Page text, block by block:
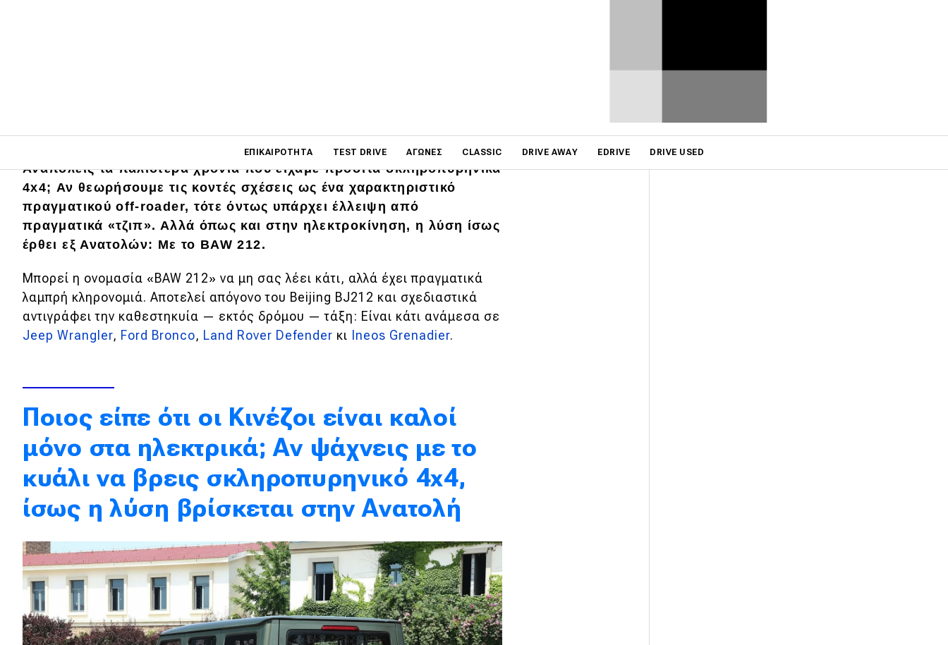
ΕΠΙΚΑΙΡΌΤΗΤΑ TEST DRIVE ΑΓΏΝΕΣ CLASSIC DRIVE AWAY EDRIVE DRIVE USED
Main navigation
Επικαιρότητα
Νέα μοντέλα
Πρωτότυπα
Ελλάδα
Κόσμος
Ασφάλεια
Αγορά
Απόψεις
Test Drive
Δοκιμή
Αποστολή
Συγκρίνουμε
Αγώνες
Αναπολείς τα παλιότερα χρόνια που είχαμε προσιτά σκληροπυρηνικά
4x4; Αν θεωρήσουμε τις κοντές σχέσεις ως ένα χαρακτηριστικό
πραγματικού off-roader, τότε όντως υπάρχει έλλειψη από
πραγματικά «τζιπ». Αλλά όπως και στην ηλεκτροκίνηση, η λύση ίσως
έρθει εξ Ανατολών: Με το BAW 212.
Μπορεί η ονομασία «BAW 212» να μη σας λέει κάτι, αλλά έχει πραγματικά
λαμπρή κληρονομιά. Αποτελεί απόγονο του Beijing BJ212 και σχεδιαστικά
αντιγράφει την καθεστηκυία — εκτός δρόμου — τάξη: Είναι κάτι ανάμεσα σε
Jeep Wrangler, Ford Bronco, Land Rover Defender κι Ineos Grenadier.
Ποιος είπε ότι οι Κινέζοι είναι καλοί
μόνο στα ηλεκτρικά; Αν ψάχνεις με το
κυάλι να βρεις σκληροπυρηνικό 4x4,
ίσως η λύση βρίσκεται στην Ανατολή